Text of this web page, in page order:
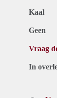
Kaal
Geen
Vraag
In